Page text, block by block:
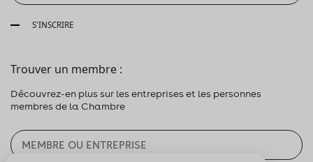
S'INSCRIRE
Trouver un membre :
Découvrez-en plus sur les entreprises et les personnes
membres de la Chambre